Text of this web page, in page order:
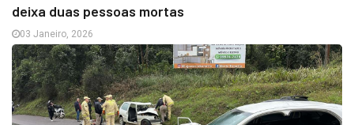
deixa duas pessoas mortas
03 Janeiro, 2026